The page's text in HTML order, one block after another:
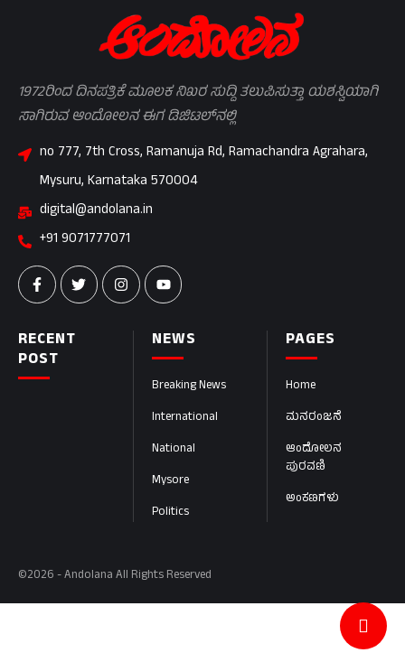
PAGES
Home
ಮನರಂಜನೆ
ಆಂದೋಲನ
ಪುರವಣಿ
ಅಂಕಣಗಳು
NEWS
Breaking News
International
National
Mysore
Politics
RECENT
POST
1972ರಿಂದ ದಿನಪತ್ರಿಕೆ ಮೂಲಕ ನಿಖರ ಸುದ್ದಿ ತಲುಪಿಸುತ್ತಾ ಯಶಸ್ವಿಯಾಗಿ
ಸಾಗಿರುವ ಆಂದೋಲನ ಈಗ ಡಿಜಿಟಲ್‌ನಲ್ಲಿ
no 777, 7th Cross, Ramanuja Rd, Ramachandra Agrahara,
Mysuru, Karnataka 570004
digital@andolana.in
+91 9071777071
©2026 - Andolana All Rights Reserved